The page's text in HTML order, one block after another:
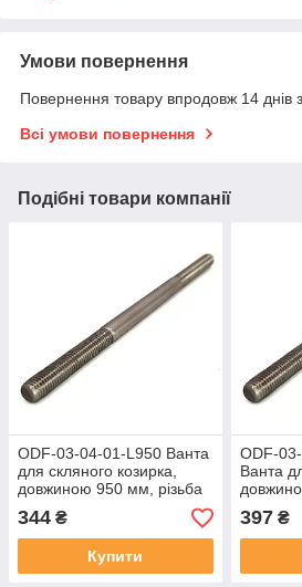
Умови повернення
Повернення товару впродовж 14 днів
Всі умови повернення
Подібні товари компанії
ODF-03-04-01-L950 Ванта
для скляного козирка,
довжиною 950 мм, різьба
ліва/права
344 ₴
Купити
ODF-
Ванта
ліва/
397₴